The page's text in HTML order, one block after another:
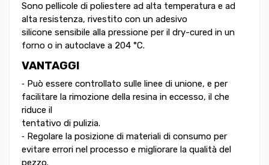
Sono pellicole di poliestere ad alta temperatura e ad
alta resistenza, rivestito con un adesivo
silicone sensibile alla pressione per il dry-cured in un
forno o in autoclave a 204 °C.
VANTAGGI
‐ Può essere controllato sulle linee di unione, e per
facilitare la rimozione della resina in eccesso, il che
riduce il
tentativo di pulizia.
‐ Regolare la posizione di materiali di consumo per
evitare errori nel processo e migliorare la qualità del
pezzo.